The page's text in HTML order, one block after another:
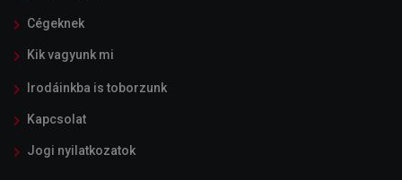
Cégeknek
Kik vagyunk mi
Irodáinkba is toborzunk
Kapcsolat
Jogi nyilatkozatok